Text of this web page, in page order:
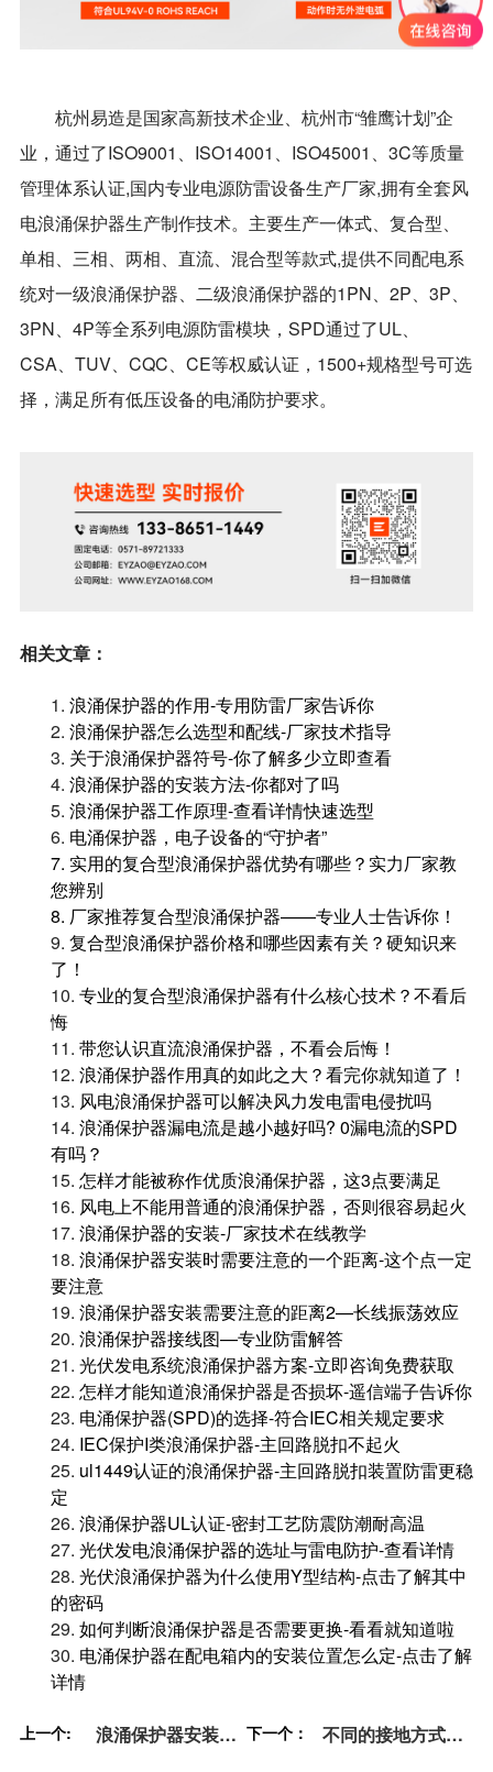
杭州易造是国家高新技术企业、杭州市“雏鹰计划”企
业，通过了ISO9001、ISO14001、ISO45001、3C等质量
管理体系认证,国内专业电源防雷设备生产厂家,拥有全套风
电浪涌保护器生产制作技术。主要生产一体式、复合型、
单相、三相、两相、直流、混合型等款式,提供不同配电系
统对一级浪涌保护器、二级浪涌保护器的1PN、2P、3P、
3PN、4P等全系列电源防雷模块，SPD通过了UL、
CSA、TUV、CQC、CE等权威认证，1500+规格型号可选
择，满足所有低压设备的电涌防护要求。
相关文章：
1. 浪涌保护器的作用-专用防雷厂家告诉你
2. 浪涌保护器怎么选型和配线-厂家技术指导
3. 关于浪涌保护器符号-你了解多少立即查看
4. 浪涌保护器的安装方法-你都对了吗
5. 浪涌保护器工作原理-查看详情快速选型
6. 电涌保护器，电子设备的“守护者”
7. 实用的复合型浪涌保护器优势有哪些？实力厂家教
您辨别
8. 厂家推荐复合型浪涌保护器——专业人士告诉你！
9. 复合型浪涌保护器价格和哪些因素有关？硬知识来
了！
10. 专业的复合型浪涌保护器有什么核心技术？不看后
悔
11. 带您认识直流浪涌保护器，不看会后悔！
12. 浪涌保护器作用真的如此之大？看完你就知道了！
13. 风电浪涌保护器可以解决风力发电雷电侵扰吗
14. 浪涌保护器漏电流是越小越好吗? 0漏电流的SPD
有吗？
15. 怎样才能被称作优质浪涌保护器，这3点要满足
16. 风电上不能用普通的浪涌保护器，否则很容易起火
17. 浪涌保护器的安装-厂家技术在线教学
18. 浪涌保护器安装时需要注意的一个距离-这个点一定
要注意
19. 浪涌保护器安装需要注意的距离2—长线振荡效应
20. 浪涌保护器接线图—专业防雷解答
21. 光伏发电系统浪涌保护器方案-立即咨询免费获取
22. 怎样才能知道浪涌保护器是否损坏-遥信端子告诉你
23. 电涌保护器(SPD)的选择-符合IEC相关规定要求
24. IEC保护I类浪涌保护器-主回路脱扣不起火
25. ul1449认证的浪涌保护器-主回路脱扣装置防雷更稳
定
26. 浪涌保护器UL认证-密封工艺防震防潮耐高温
27. 光伏发电浪涌保护器的选址与雷电防护-查看详情
28. 光伏浪涌保护器为什么使用Y型结构-点击了解其中
的密码
29. 如何判断浪涌保护器是否需要更换-看看就知道啦
30. 电涌保护器在配电箱内的安装位置怎么定-点击了解
详情
上一个:
浪涌保护器安装在 下一个：
不同的接地方式，